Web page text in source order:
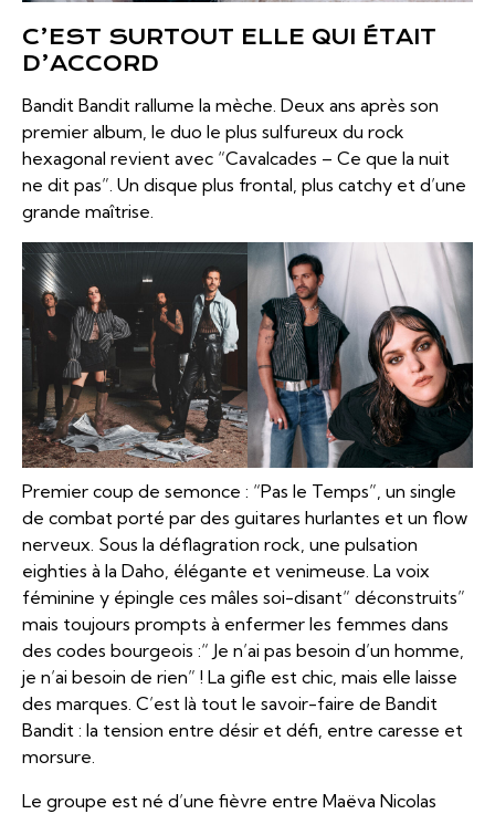
C’EST SURTOUT ELLE QUI ÉTAIT
D’ACCORD
Bandit Bandit rallume la mèche. Deux ans après son
premier album, le duo le plus sulfureux du rock
hexagonal revient avec “Cavalcades – Ce que la nuit
ne dit pas”. Un disque plus frontal, plus catchy et d’une
grande maîtrise.
Premier coup de semonce : “Pas le Temps”, un single
de combat porté par des guitares hurlantes et un flow
nerveux. Sous la déflagration rock, une pulsation
eighties à la Daho, élégante et venimeuse. La voix
féminine y épingle ces mâles soi-disant“ déconstruits”
mais toujours prompts à enfermer les femmes dans
des codes bourgeois :“ Je n’ai pas besoin d’un homme,
je n’ai besoin de rien” ! La gifle est chic, mais elle laisse
des marques. C’est là tout le savoir-faire de Bandit
Bandit : la tension entre désir et défi, entre caresse et
morsure.
Le groupe est né d’une fièvre entre Maëva Nicolas